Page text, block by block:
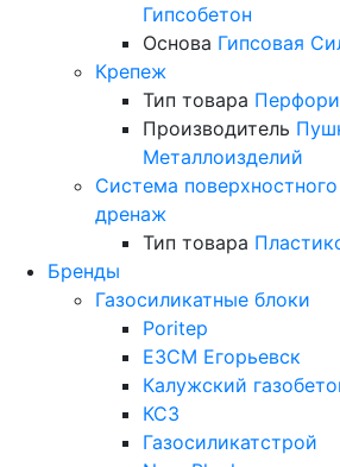
Гипсобетон
Основа Гипсовая
Крепеж
Тип товара
Производитель
Металлоизделий
Система
дренаж
Тип товара
Бренды
Газосиликатные блоки
Poritep
ЕЗСМ Егорьевск
Калужский
КСЗ
Газосиликатстрой